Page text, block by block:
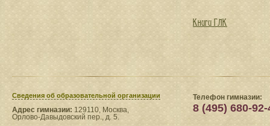
Книги ГЛК
Сведения​ об образовательной организации
Адрес гимназии: 129110, Москва,
Орлово-Давыдовский пер., д. 5.
Телефон гимназии:
8 (495) 680-92-